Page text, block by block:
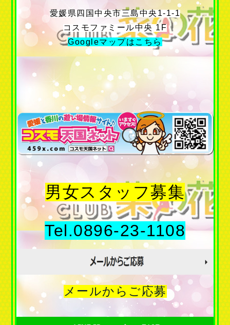
愛媛県四国中央市三島中央1-1-1
コスモファミール中央 1F
Googleマップはこちら
男女スタッフ募集
Tel.0896-23-1108
メールからご応募